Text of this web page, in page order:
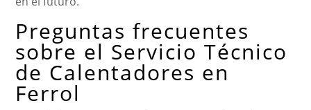
Preguntas frecuentes
sobre el Servicio Técnico
de Calentadores en
Ferrol